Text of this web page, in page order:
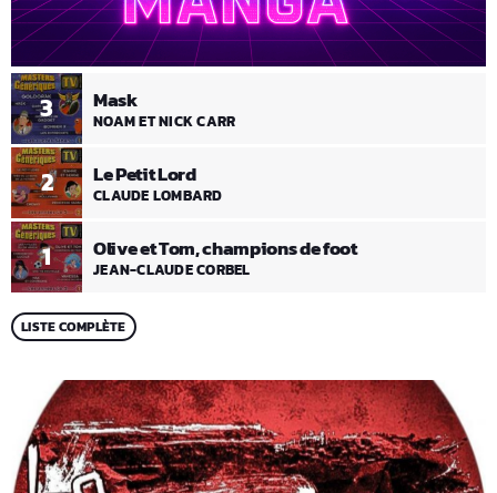
1 Olive et Tom, champions de foot
JEAN-CLAUDE CORBEL
2 Le Petit Lord
CLAUDE LOMBARD
3 Mask
NOAM ET NICK CARR
LISTE COMPLÈTE